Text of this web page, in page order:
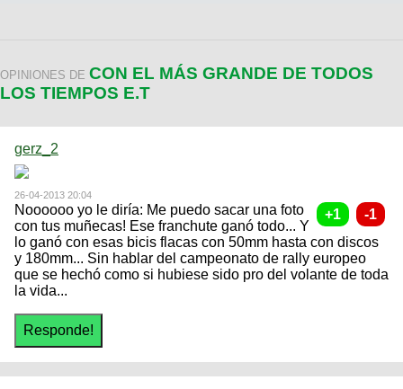
OPINIONES DE CON EL MÁS GRANDE DE TODOS
LOS TIEMPOS E.T
gerz_2
26-04-2013 20:04
Noooooo yo le diría: Me puedo sacar una foto
con tus muñecas! Ese franchute ganó todo... Y
lo ganó con esas bicis flacas con 50mm hasta con discos
y 180mm... Sin hablar del campeonato de rally europeo
que se hechó como si hubiese sido pro del volante de toda
la vida...